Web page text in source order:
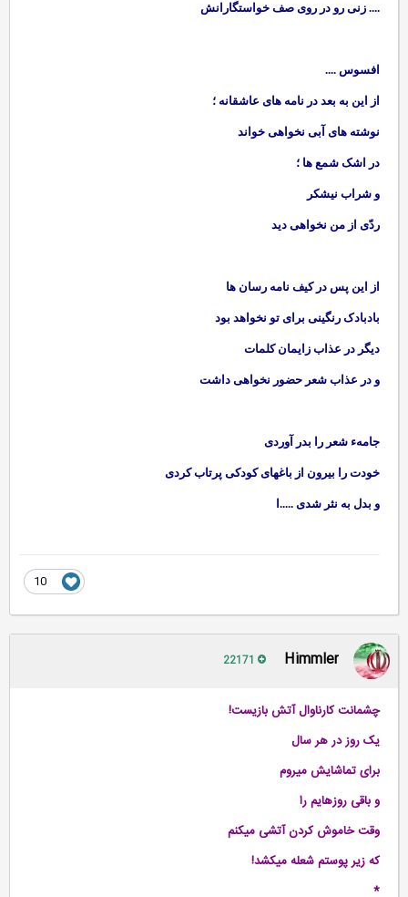
.... زنی رو در روی صف خواستگارانش
افسوس ....
از این به بعد در نامه های عاشقانه ؛
نوشته های آبی نخواهی خواند
در اشک شمع ها ؛
و شراب نیشکر
ردّی از من نخواهی دید
از این پس در کیف نامه رسان ها
بادبادک رنگینی برای تو نخواهد بود
دیگر در عذاب زایمان کلمات
و در عذاب شعر حضور نخواهی داشت
جامهء شعر را بدر آوردی
خودت را بیرون از باغهای کودکی پرتاب کردی
و بدل به نثر شدی .....ا
Himmler
چشمانت کارناوال آتش بازیست!
یک روز در هر سال
برای تماشایش میروم
و باقی روزهایم را
وقت خاموش کردن آتشی میکنم
که زیر پوستم شعله میکشد!